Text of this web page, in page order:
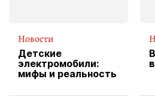
Новости
Детские
электромобили:
мифы и реальность